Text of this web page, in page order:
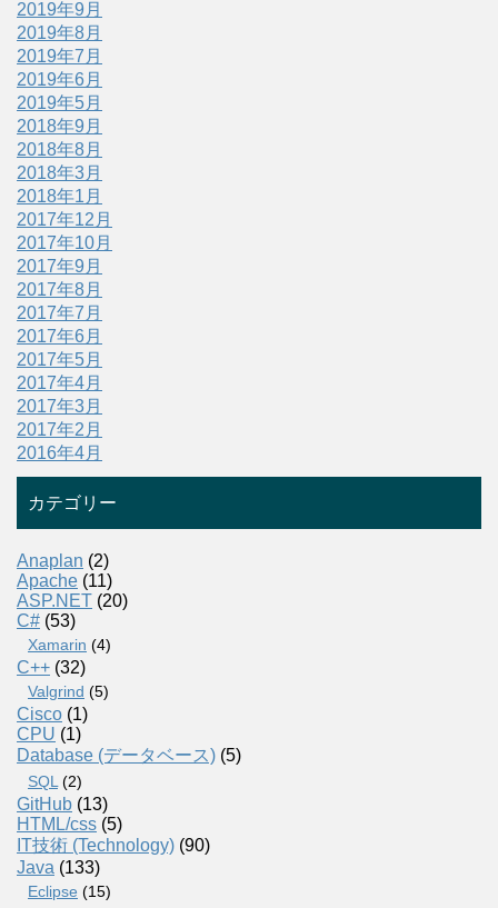
2019年9月
2019年8月
2019年7月
2019年6月
2019年5月
2018年9月
2018年8月
2018年3月
2018年1月
2017年12月
2017年10月
2017年9月
2017年8月
2017年7月
2017年6月
2017年5月
2017年4月
2017年3月
2017年2月
2016年4月
カテゴリー
Anaplan (2)
Apache (11)
ASP.NET (20)
C# (53)
Xamarin (4)
C++ (32)
Valgrind (5)
Cisco (1)
CPU (1)
Database (データベース) (5)
SQL (2)
GitHub (13)
HTML/css (5)
IT技術 (Technology) (90)
Java (133)
Eclipse (15)